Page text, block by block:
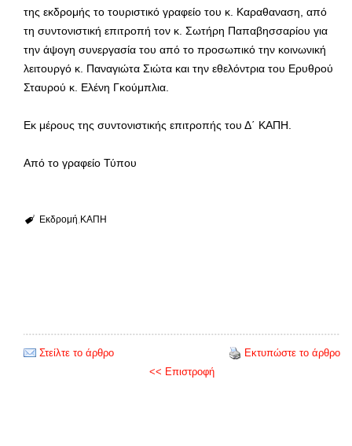
της εκδρομής το τουριστικό γραφείο του κ. Καραθαναση, από
τη συντονιστική επιτροπή τον κ. Σωτήρη Παπαβησσαρίου για
την άψογη συνεργασία του από το προσωπικό την κοινωνική
λειτουργό κ. Παναγιώτα Σιώτα και την εθελόντρια του Ερυθρού
Σταυρού κ. Ελένη Γκούμπλια.
Εκ μέρους της συντονιστικής επιτροπής του Δ΄ ΚΑΠΗ.
Από το γραφείο Τύπου
Εκδρομή ΚΑΠΗ
Στείλτε το άρθρο
Εκτυπώστε το άρθρο
<< Επιστροφή